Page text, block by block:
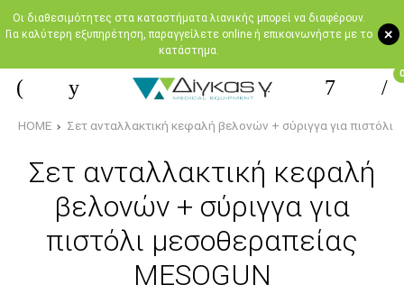
+
Oι διαθεσιμότητες στα καταστήματα λιανικής μπορεί να διαφέρουν.
Για καλύτερη εξυπηρέτηση, παραγγείλετε online ή επικοινωνήστε με το
κατάστημα.
0
HOME Σετ ανταλλακτική κεφαλή βελονών + σύριγγα για πιστόλι
Σετ ανταλλακτική κεφαλή
βελονών + σύριγγα για
πιστόλι μεσοθεραπείας
MESOGUN